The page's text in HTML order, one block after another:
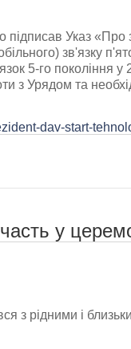
Указ «Про
зв'язку
5-го покоління
з Урядом та
dav-start-
у
з рідними і